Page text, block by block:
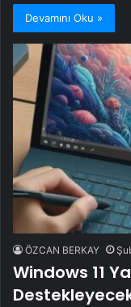
Devamını Oku »
ÖZCAN BERKAY
Windows 11